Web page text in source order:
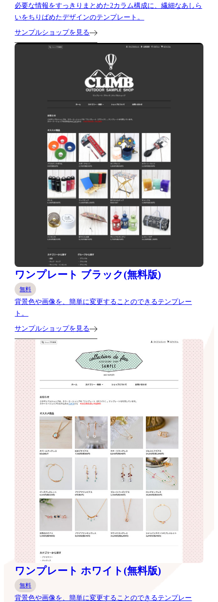
必要な情報をすっきりまとめた2カラム構成に、繊細なあしら
いをちりばめたデザインのテンプレート。
サンプルショップを見る
ワンプレート ブラック(無料版)
無料
背景色や画像を、簡単に変更することのできるテンプレー
ト。
サンプルショップを見る
ワンプレート ホワイト(無料版)
無料
背景色や画像を、簡単に変更することのできるテンプレー